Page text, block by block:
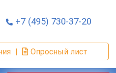
+7 (495) 730-37-20
| Опросный лист